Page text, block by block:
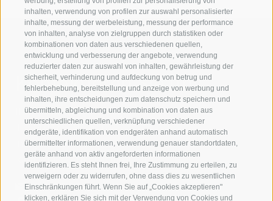
inhalten, verwendung von profilen zur auswahl personalisierter
inhalte, messung der werbeleistung, messung der performance
von inhalten, analyse von zielgruppen durch statistiken oder
kombinationen von daten aus verschiedenen quellen,
entwicklung und verbesserung der angebote, verwendung
reduzierter daten zur auswahl von inhalten, gewährleistung der
sicherheit, verhinderung und aufdeckung von betrug und
fehlerbehebung, bereitstellung und anzeige von werbung und
inhalten, ihre entscheidungen zum datenschutz speichern und
übermitteln, abgleichung und kombination von daten aus
unterschiedlichen quellen, verknüpfung verschiedener
endgeräte, identifikation von endgeräten anhand automatisch
übermittelter informationen, verwendung genauer standortdaten,
geräte anhand von aktiv angeforderten informationen
identifizieren. Es steht Ihnen frei, Ihre Zustimmung zu erteilen, zu
verweigern oder zu widerrufen, ohne dass dies zu wesentlichen
Einschränkungen führt. Wenn Sie auf „Cookies akzeptieren"
klicken, erklären Sie sich mit der Verwendung von Cookies und
Kontaktieren Sie uns
IDM Südtirol - Alto Adige
+39 0471 094 000
info[at]idm-suedtirol.com
idm[at]pec.idm-suedtirol.com
SCHREIBEN SIE UNS!